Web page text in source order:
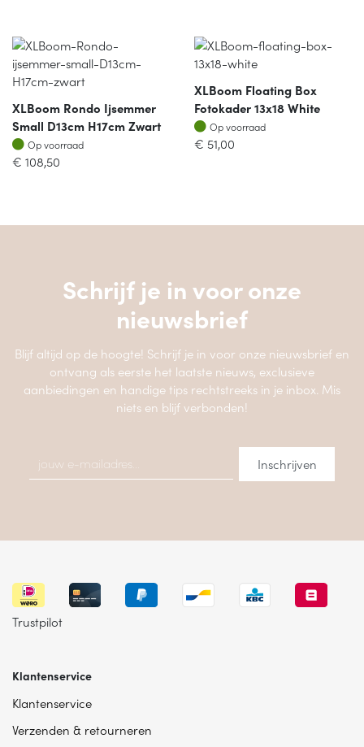
XLBoom Rondo Ijsemmer
Small D13cm H17cm Zwart
Op voorraad
Op voorraad
€ 108,50
XLBoom Floating Box
Fotokader 13x18 White
Op voorraad
Op voorraad
€ 51,00
Schrijf je in voor onze
nieuwsbrief
Blijf altijd op de hoogte! Schrijf je in voor onze nieuwsbrief en
ontvang als eerste het laatste nieuws, exclusieve
aanbiedingen en handige tips rechtstreeks in je inbox. Mis
niets en blijf verbonden!
Trustpilot
Klantenservice
Klantenservice
Verzenden & retourneren